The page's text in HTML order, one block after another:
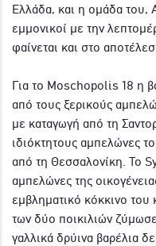
Ελλάδα, και η ομάδα του,
εμμονικοί με την
φαίνεται και στο
Για το Moschopolis 18 η
από τους ξερικούς
με καταγωγή από τη
ιδιόκτητους αμπελώνες
από τη Θεσσαλονίκη. Το
αμπελώνες της
εμβληματικό κόκκινο του
των δύο ποικιλιών
γαλλικά δρύινα βαρέλια